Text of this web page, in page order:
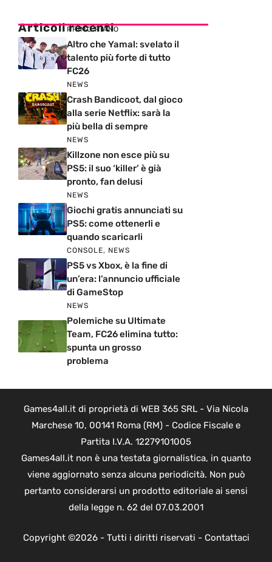
Articoli recenti
PRIMO PIANO
Altro che Yamal: svelato il
talento più forte di tutto
FC26
NEWS
Crash Bandicoot, dal gioco
alla serie Netflix: sarà la
più bella di sempre
NEWS
Killzone non esce più su
PS5: il suo ‘killer’ è già
pronto, fan delusi
NEWS
Giochi gratis annunciati su
PS5: come ottenerli e
quando scaricarli
CONSOLE, NEWS
PS5 vs Xbox, è la fine di
un’era: l’annuncio ufficiale
di GameStop
NEWS
Polemiche su Ultimate
Team, FC26 elimina tutto:
spunta un grosso
problema
Games4all.it di proprietà di WEB 365 SRL - Via Nicola
Marchese 10, 00141 Roma (RM) - Codice Fiscale e
Partita I.V.A. 12279101005
Games4all.it non è una testata giornalistica, in quanto
viene aggiornato senza alcuna periodicità. Non può
pertanto considerarsi un prodotto editoriale ai sensi
della legge n. 62 del 07.03.2001
Copyright ©2026 - Tutti i diritti riservati - Contattaci